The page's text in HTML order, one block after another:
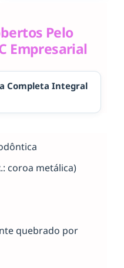
Pelo
Empresarial
Completa Integral
coroa metálica)
quebrado por